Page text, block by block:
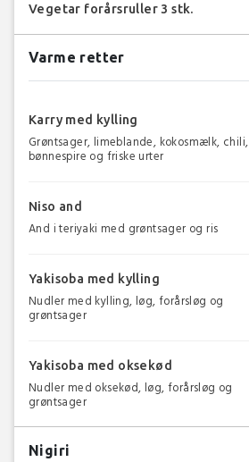
Vegetar forårsruller 3 stk.
Varme retter
Karry med kylling
Grøntsager, limeblande, kokosmælk, chili,
bønnespire og friske urter
Niso and
And i teriyaki med grøntsager og ris
Yakisoba med kylling
Nudler med kylling, løg, forårsløg og
grøntsager
Yakisoba med oksekød
Nudler med oksekød, løg, forårsløg og
grøntsager
Nigiri